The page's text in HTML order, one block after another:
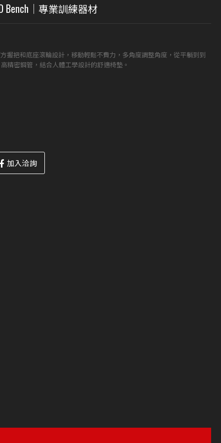
Bench｜專業訓練器材
握把和底座滾輪設計，移動輕鬆不費力，多角度調整角度，從平躺到到
精密鋼管，結合人體工學設計的舒適椅墊。
加入洽詢